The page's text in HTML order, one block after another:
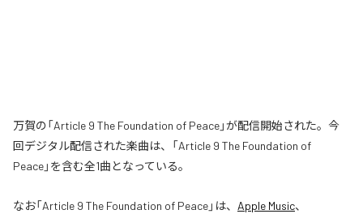
万賀の「Article 9 The Foundation of Peace」が配信開始された。今
回デジタル配信された楽曲は、「Article 9 The Foundation of
Peace」を含む全1曲となっている。
なお「Article 9 The Foundation of Peace」は、 Apple Music、